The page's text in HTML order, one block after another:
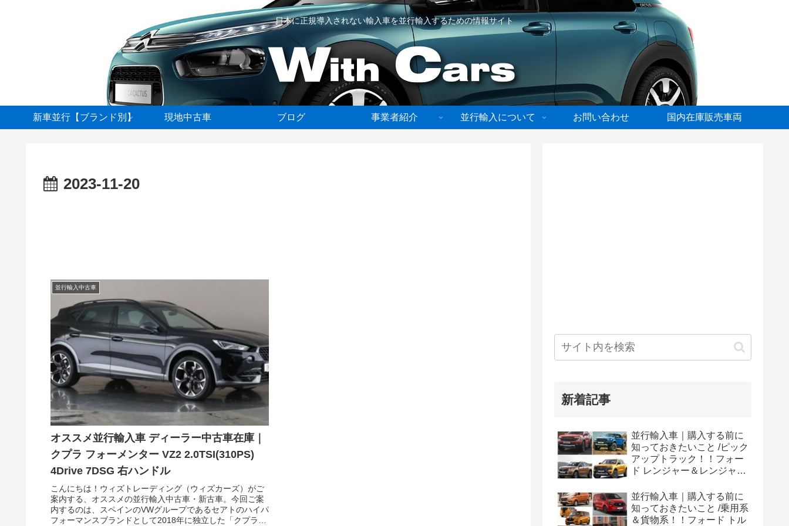
日本に正規導入されない輸入車を並行輸入するための情報サイト
新車並行【ブランド別】 現地中古車 ブログ 事業者紹介 並行輸入について お問い合わせ 国内在庫販売車両
2023-11-20
並行輸入中古車
オススメ並行輸入車 ディーラー中古車在庫｜
クプラ フォーメンター VZ2 2.0TSI(310PS)
4Drive 7DSG 右ハンドル
こんにちは！ウィズトレーディング（ウィズカーズ）がご
案内する、オススメの並行輸入中古車・新古車。今回ご案
内するのは、スペインのVWグループであるセアトのハイパ
フォーマンスブランドとして2018年に独立した「クプラ」
新着記事
並行輸入車｜購入する前に
知っておきたいこと /ピック
アップトラック！！フォー
ド レンジャー＆レンジャー
め！
並行輸入車｜購入する前に
知っておきたいこと /乗用系
＆貨物系！！フォード トル